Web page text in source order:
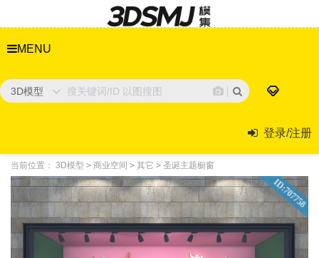
MENU
3D模型
登录/注册
当前位置： 3D模型 > 商业空间 > 其它 > 圣诞主题橱窗
ID:707758